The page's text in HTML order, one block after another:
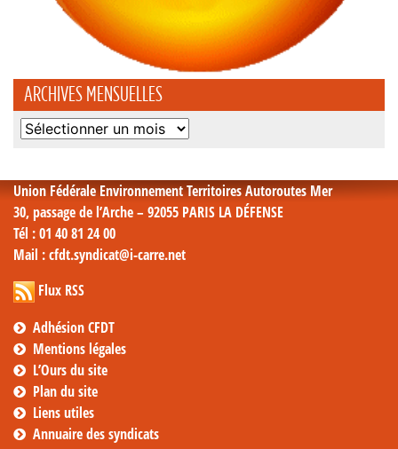
ARCHIVES MENSUELLES
Archives
Union Fédérale Environnement Territoires Autoroutes Mer
30, passage de l’Arche – 92055 PARIS LA DÉFENSE
Tél : 01 40 81 24 00
Mail : cfdt.syndicat@i-carre.net
Flux RSS
Adhésion CFDT
Mentions légales
L’Ours du site
Plan du site
Liens utiles
Annuaire des syndicats